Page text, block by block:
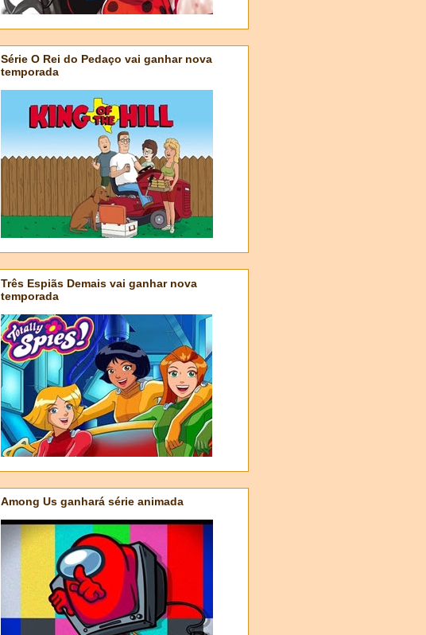
Série O Rei do Pedaço vai ganhar nova
temporada
Três Espiãs Demais vai ganhar nova
temporada
Among Us ganhará série animada